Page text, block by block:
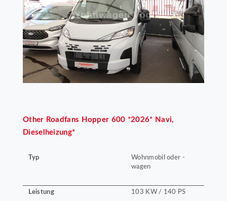
Other Roadfans Hopper 600 *2026* Navi,
Dieselheizung*
Typ
Wohnmobil oder -
wagen
Leistung 103 KW / 140 PS